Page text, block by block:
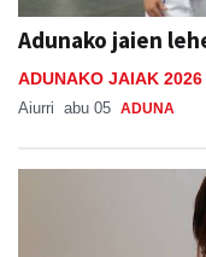
Adunako jaien
ADUNAKO JAIAK 2026
Aiurri abu 05 ADUNA